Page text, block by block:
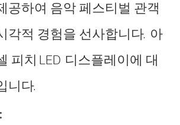
공하여 음악 페스티벌 관객
각적 경험을 선사합니다. 아
피치 LED 디스플레이에 대
니다.